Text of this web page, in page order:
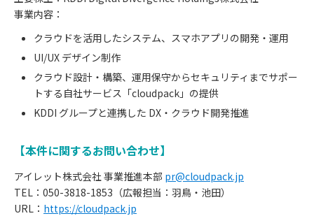
事業内容：
クラウドを活用したシステム、スマホアプリの開発・運用
UI/UX デザイン制作
クラウド設計・構築、運用保守からセキュリティまでサポー
トする自社サービス「cloudpack」の提供
KDDI グループと連携した DX・クラウド開発推進
【本件に関するお問い合わせ】
アイレット株式会社 事業推進本部 pr@cloudpack.jp
TEL：050-3818-1853（広報担当：羽鳥・池田）
URL： https://cloudpack.jp